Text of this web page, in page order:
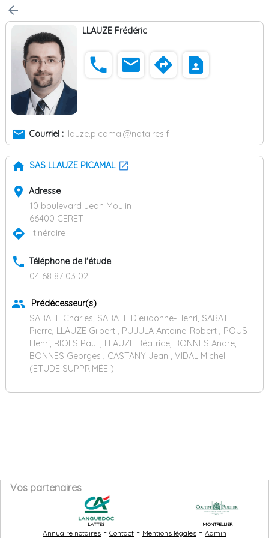
arrow_back
LLAUZE Frédéric
phone email directions contact_page
email Courriel : llauze.picamal@notaires.f
home SAS LLAUZE PICAMAL
place Adresse
10 boulevard Jean Moulin
66400 CERET
directions Itinéraire
phone Téléphone de l'étude
04 68 87 03 02
group
Prédécesseur(s)
SABATE Charles, SABATE Dieudonne-Henri, SABATE
Pierre, LLAUZE Gilbert , PUJULA Antoine-Robert , POUS
Henri, RIOLS Paul , LLAUZE Béatrice, BONNES Andre,
BONNES Georges , CASTANY Jean , VIDAL Michel
(ETUDE SUPPRIMÉE )
Vos partenaires
LATTES MONTPELLIER
Annuaire notaires - Contact - Mentions légales - Admin